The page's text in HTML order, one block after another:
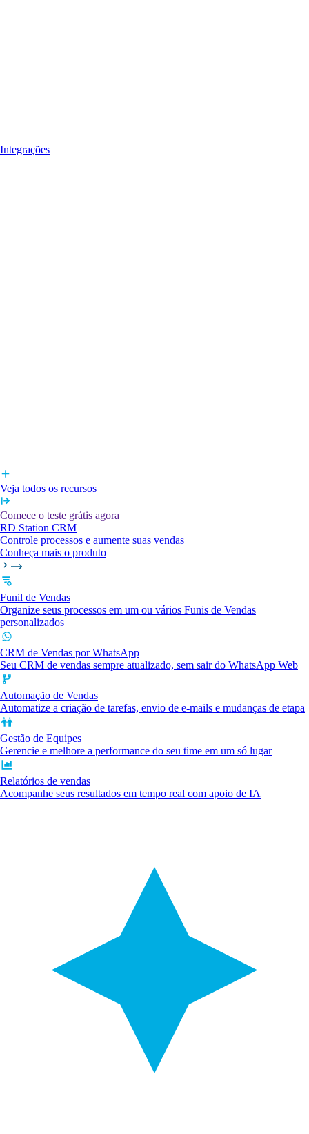
Integrações
Veja todos os recursos
Comece o teste grátis agora
RD Station CRM
Controle processos e aumente suas vendas
Conheça mais o produto
Funil de Vendas
Organize seus processos em um ou vários Funis de Vendas
personalizados
CRM de Vendas por WhatsApp
Seu CRM de vendas sempre atualizado, sem sair do WhatsApp Web
Automação de Vendas
Automatize a criação de tarefas, envio de e-mails e mudanças de etapa
Gestão de Equipes
Gerencie e melhore a performance do seu time em um só lugar
Relatórios de vendas
Acompanhe seus resultados em tempo real com apoio de IA